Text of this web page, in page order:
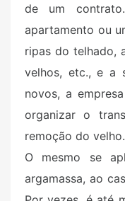
de um
apartamento ou
ripas do telhado,
velhos, etc., e a
novos, a
organizar o
remoção do velho.
O mesmo se
argamassa, ao